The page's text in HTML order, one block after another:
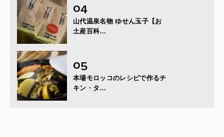
山代温泉名物 ゆせん玉子【お
土産百科…
本場モロッコのレシピで作るチ
キン・タ…